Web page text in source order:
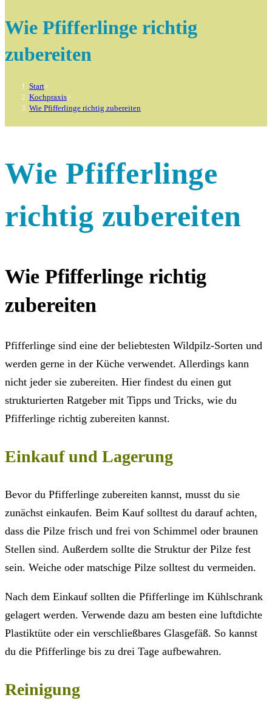
Wie Pfifferlinge richtig
zubereiten
Start>
Kochpraxis>
Wie Pfifferlinge richtig zubereiten
Wie Pfifferlinge
richtig zubereiten
Wie Pfifferlinge richtig
zubereiten
Pfifferlinge sind eine der beliebtesten Wildpilz-Sorten und
werden gerne in der Küche verwendet. Allerdings kann
nicht jeder sie zubereiten. Hier findest du einen gut
strukturierten Ratgeber mit Tipps und Tricks, wie du
Pfifferlinge richtig zubereiten kannst.
Einkauf und Lagerung
Bevor du Pfifferlinge zubereiten kannst, musst du sie
zunächst einkaufen. Beim Kauf solltest du darauf achten,
dass die Pilze frisch und frei von Schimmel oder braunen
Stellen sind. Außerdem sollte die Struktur der Pilze fest
sein. Weiche oder matschige Pilze solltest du vermeiden.
Nach dem Einkauf sollten die Pfifferlinge im Kühlschrank
gelagert werden. Verwende dazu am besten eine luftdichte
Plastiktüte oder ein verschließbares Glasgefäß. So kannst
du die Pfifferlinge bis zu drei Tage aufbewahren.
Reinigung